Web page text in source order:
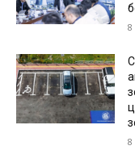
8
8